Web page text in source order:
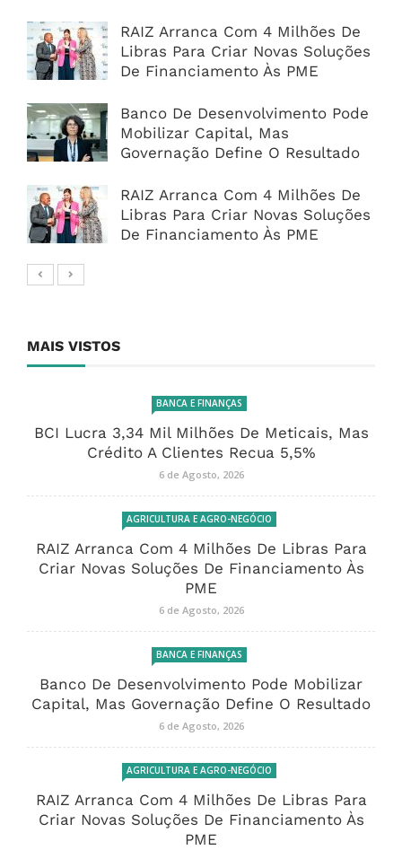
RAIZ Arranca Com 4 Milhões De
Libras Para Criar Novas Soluções
De Financiamento Às PME
Banco De Desenvolvimento Pode
Mobilizar Capital, Mas
Governação Define O Resultado
RAIZ Arranca Com 4 Milhões De
Libras Para Criar Novas Soluções
De Financiamento Às PME
MAIS VISTOS
BANCA E FINANÇAS
BCI Lucra 3,34 Mil Milhões De Meticais, Mas
Crédito A Clientes Recua 5,5%
6 de Agosto, 2026
AGRICULTURA E AGRO-NEGÓCIO
RAIZ Arranca Com 4 Milhões De Libras Para
Criar Novas Soluções De Financiamento Às
PME
6 de Agosto, 2026
BANCA E FINANÇAS
Banco De Desenvolvimento Pode Mobilizar
Capital, Mas Governação Define O Resultado
6 de Agosto, 2026
AGRICULTURA E AGRO-NEGÓCIO
RAIZ Arranca Com 4 Milhões De Libras Para
Criar Novas Soluções De Financiamento Às
PME